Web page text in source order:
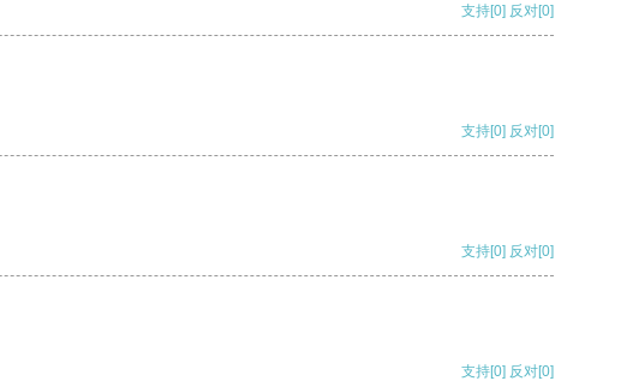
支持[0] 反对[0]
支持[0] 反对[0]
支持[0] 反对[0]
支持[0] 反对[0]